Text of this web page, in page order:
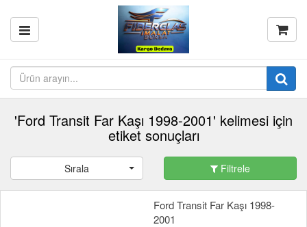
'Ford Transit Far Kaşı 1998-2001' kelimesi için
etiket sonuçları
Sırala Filtrele
Ford Transit Far Kaşı 1998-
2001